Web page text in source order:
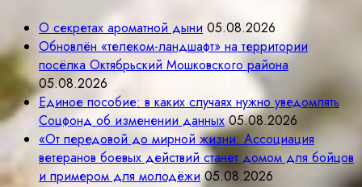
О секретах ароматной дыни 05.08.2026
Обновлён «телеком-ландшафт» на территории
посёлка Октябрьский Мошковского района
05.08.2026
Единое пособие: в каких случаях нужно уведомлять
Соцфонд об изменении данных 05.08.2026
«От передовой до мирной жизни: Ассоциация
ветеранов боевых действий станет домом для бойцов
и примером для молодёжи 05.08.2026